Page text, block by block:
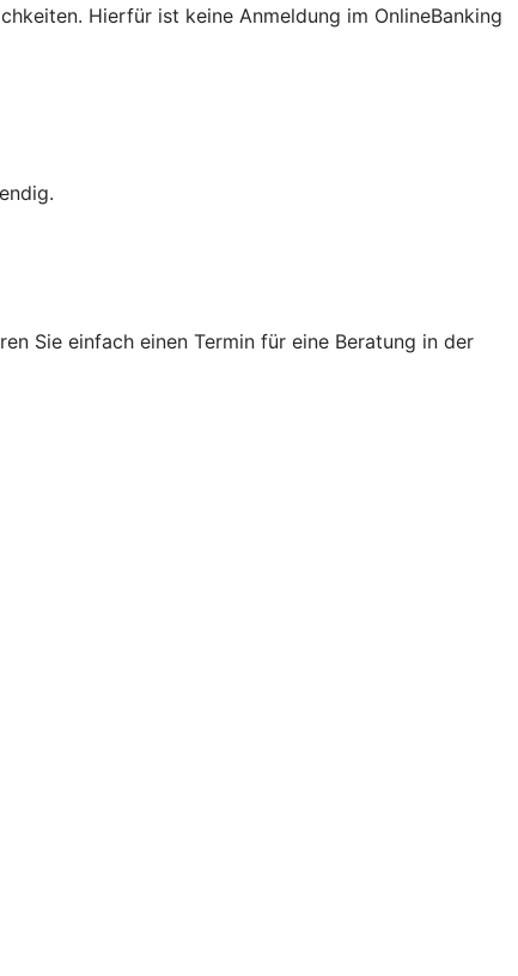
Hierfür ist keine Anmeldung im OnlineBanking
Sie einfach einen Termin für eine Beratung in der